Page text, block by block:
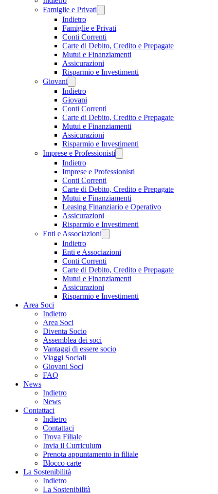
Famiglie e Privati
Indietro
Famiglie e Privati
Conti Correnti
Carte di Debito, Credito e Prepagate
Mutui e Finanziamenti
Assicurazioni
Risparmio e Investimenti
Giovani
Indietro
Giovani
Conti Correnti
Carte di Debito, Credito e Prepagate
Mutui e Finanziamenti
Assicurazioni
Risparmio e Investimenti
Imprese e Professionisti
Indietro
Imprese e Professionisti
Conti Correnti
Carte di Debito, Credito e Prepagate
Mutui e Finanziamenti
Leasing Finanziario e Operativo
Assicurazioni
Risparmio e Investimenti
Enti e Associazioni
Indietro
Enti e Associazioni
Conti Correnti
Carte di Debito, Credito e Prepagate
Mutui e Finanziamenti
Assicurazioni
Risparmio e Investimenti
Area Soci
Indietro
Area Soci
Diventa Socio
Assemblea dei soci
Vantaggi di essere socio
Viaggi Sociali
Giovani Soci
FAQ
News
Indietro
News
Contattaci
Indietro
Contattaci
Trova Filiale
Invia il Curriculum
Prenota appuntamento in filiale
Blocco carte
La Sostenibilità
Indietro
La Sostenibilità